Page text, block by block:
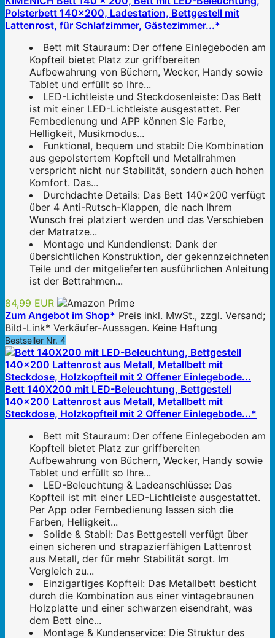
Polsterbett 140x200, Ladestation, Bettgestell mit
Lattenrost, für Schlafzimmer, Gästezimmer...*
Bett mit Stauraum: Der offene Einlegeboden am
Kopfteil bietet Platz zur griffbereiten
Aufbewahrung von Büchern, Wecker, Handy sowie
Tablet und erfüllt so Ihre...
LED-Lichtleiste und Steckdosenleiste: Das Bett
ist mit einer LED-Lichtleiste ausgestattet. Per
Fernbedienung und APP können Sie Farbe,
Helligkeit, Musikmodus...
Funktional, bequem und stabil: Die Kombination
aus gepolstertem Kopfteil und Metallrahmen
verspricht nicht nur Stabilität, sondern auch hohen
Komfort. Das...
Durchdachte Details: Das Bett 140x200 verfügt
über 4 Anti-Rutsch-Klappen, die nach Ihrem
Wunsch frei platziert werden und das Verschieben
der Matratze...
Montage und Kundendienst: Dank der
übersichtlichen Konstruktion, der gekennzeichneten
Teile und der mitgelieferten ausführlichen Anleitung
ist der Bettrahmen...
84,99 EUR
Zum Angebot im Shop* Preis inkl. MwSt., zzgl. Versand;
Bild-Link* Verkäufer-Aussagen. Keine Haftung
Bestseller Nr. 4
Bett 140X200 mit LED-Beleuchtung, Bettgestell
140x200 Lattenrost aus Metall, Metallbett mit
Steckdose, Holzkopfteil mit 2 Offener Einlegebode...*
Bett mit Stauraum: Der offene Einlegeboden am
Kopfteil bietet Platz zur griffbereiten
Aufbewahrung von Büchern, Wecker, Handy sowie
Tablet und erfüllt so Ihre...
LED-Beleuchtung & Ladeanschlüsse: Das
Kopfteil ist mit einer LED-Lichtleiste ausgestattet.
Per App oder Fernbedienung lassen sich die
Farben, Helligkeit...
Solide & Stabil: Das Bettgestell verfügt über
einen sicheren und strapazierfähigen Lattenrost
aus Metall, der für mehr Stabilität sorgt. Im
Vergleich zu...
Einzigartiges Kopfteil: Das Metallbett besticht
durch die Kombination aus einer vintagebraunen
Holzplatte und einer schwarzen eisendraht, was
dem Bett eine...
Montage & Kundenservice: Die Struktur des